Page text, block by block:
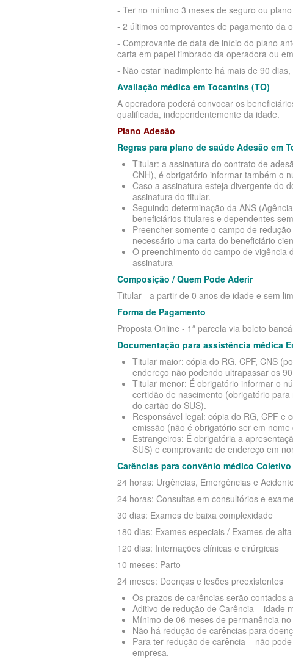
SOMPO PLANO DE SAÚDE
SULAMERICA PLANO DE SAÚDE
EMPRESARIAL
TOTAL MEDCARE PLANO DE SAÚDE
EMPRESARIAL
EMPRESARIAL
UNIHOSP PLANO DE SAÚDE
UNIMED CENTRAL PLANO DE SAÚDE
EMPRESARIAL
UNIMED GUARULHOS PLANO DE
EMPRESARIAL
ÚNICA PLANO DE SAÚDE EMPRESARIAL
PLANO DE SAÚDE SULAMERICA
PLANO DE SAÚDE TRANSMONTANO
PLANO DE SAÚDE UNIHOSP
PLANO DE SAÚDE SISTEMAS
PLANO DE SAÚDE SAMED
PLANO DE SAÚDE UNIMED
PLANO DE SAÚDE UNIMED GUARULHOS
PLANO DE SAÚDE AMENO
- Ter no mínimo 3 meses de seguro ou
- 2 últimos comprovantes de pagamento da
- Comprovante de data de início do plano
carta em papel timbrado da operadora ou
- Não estar inadimplente há mais de 90
Avaliação médica em Tocantins (TO)
A operadora poderá convocar os
qualificada, independentemente da idade.
Plano Adesão
Regras para plano de saúde Adesão em
Titular: a assinatura do contrato de
CNH), é obrigatório informar também o
Caso a assinatura esteja divergente do
assinatura do titular.
Seguindo determinação da ANS
beneficiários titulares e dependentes
Preencher somente o campo de
necessário uma carta do beneficiário
O preenchimento do campo de vigência
assinatura
Composição / Quem Pode Aderir
Titular - a partir de 0 anos de idade e sem
Forma de Pagamento
Proposta Online - 1ª parcela via boleto
Documentação para assistência médica
Titular maior: cópia do RG, CPF, CNS
endereço não podendo ultrapassar os
Titular menor: É obrigatório informar o
certidão de nascimento (obrigatório
do cartão do SUS).
Responsável legal: cópia do RG, CPF e
emissão (não é obrigatório ser em nome
Estrangeiros: É obrigatória a
SUS) e comprovante de endereço em
Carências para convênio médico
24 horas: Urgências, Emergências e
24 horas: Consultas em consultórios e
30 dias: Exames de baixa complexidade
180 dias: Exames especiais / Exames de
120 dias: Internações clínicas e cirúrgicas
10 meses: Parto
24 meses: Doenças e lesões preexistentes
Os prazos de carências serão contados
Aditivo de redução de Carência – idade
Mínimo de 06 meses de permanência
Não há redução de carências para
Para ter redução de carência – não
empresa.